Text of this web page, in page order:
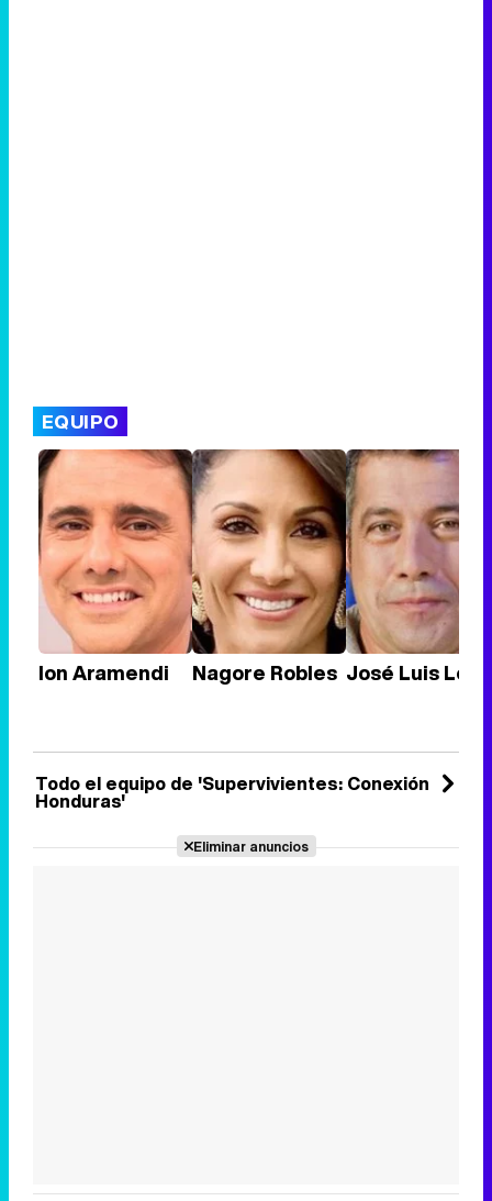
EQUIPO
Ion Aramendi Nagore Robles José Luis Losa
Todo el equipo de 'Supervivientes: Conexión
Honduras'
Eliminar anuncios